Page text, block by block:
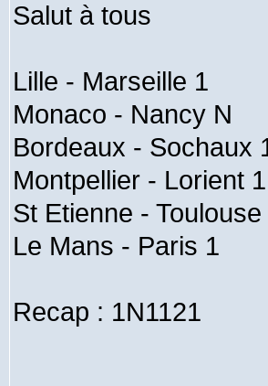
Salut à tous
Lille - Marseille 1
Monaco - Nancy N
Bordeaux - Sochaux
Montpellier - Lorient 1
St Etienne - Toulouse
Le Mans - Paris 1
Recap : 1N1121